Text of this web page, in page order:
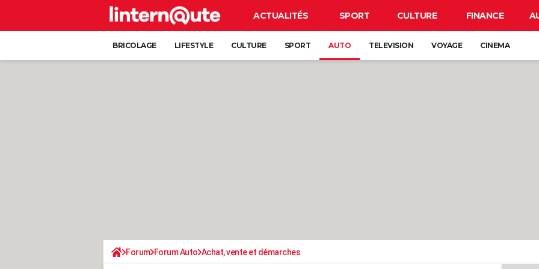
ACTUALITÉS SPORT CULTURE FINANCE
BRICOLAGE LIFESTYLE CULTURE SPORT AUTO TELEVISION VOYAGE CINEMA
Forum Forum Auto Achat, vente et démarches